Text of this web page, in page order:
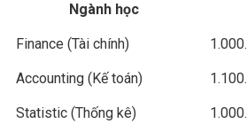
Ngành học
Finance (Tài chính)
Accounting (Kế toán)
Statistic (Thống kê)